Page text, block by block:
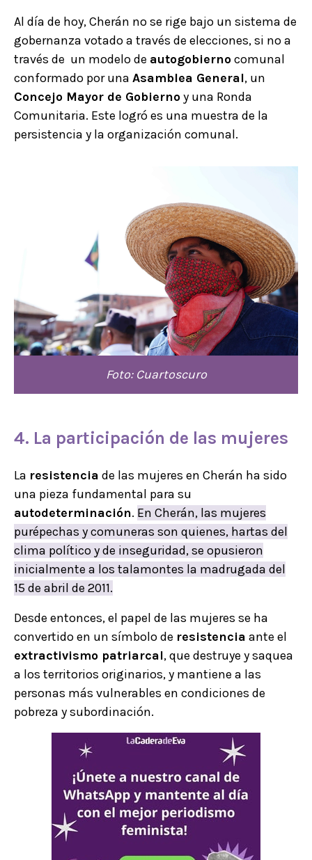
Al día de hoy, Cherán no se rige bajo un sistema de
gobernanza votado a través de elecciones, si no a
través de un modelo de autogobiernocomunal
conformado por una Asamblea General, un
Concejo Mayor de Gobiernoy una Ronda
Comunitaria. Este logró es una muestra de la
persistencia y la organización comunal.
Foto: Cuartoscuro
4. La participación de las mujeres
La resistencia de las mujeres en Cherán ha sido
una pieza fundamental para su
autodeterminación. En Cherán, las mujeres
purépechas y comuneras son quienes, hartas del
clima político y de inseguridad, se opusieron
inicialmente a los talamontes la madrugada del
15 de abril de 2011.
Desde entonces, el papel de las mujeres se ha
convertido en un símbolo de resistencia ante el
extractivismo patriarcal, que destruye y saquea
a los territorios originarios, y mantiene a las
personas más vulnerables en condiciones de
pobreza y subordinación.